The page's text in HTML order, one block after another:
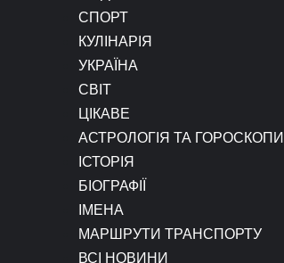
СПОРТ
КУЛІНАРІЯ
УКРАЇНА
СВІТ
ЦІКАВЕ
АСТРОЛОГІЯ ТА ГОРОСКОПИ
ІСТОРІЯ
БІОГРАФІЇ
ІМЕНА
МАРШРУТИ ТРАНСПОРТУ
ВСІ НОВИНИ